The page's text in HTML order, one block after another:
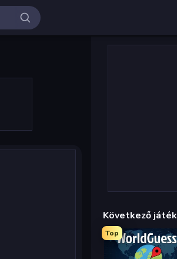
Következő játék
Top